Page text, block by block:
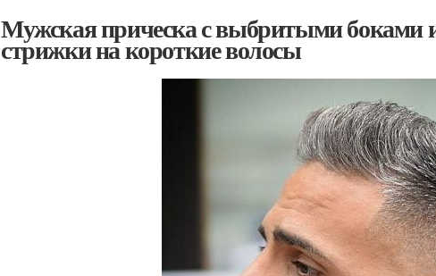
Мужская прическа с выбритыми боками
стрижки на короткие волосы